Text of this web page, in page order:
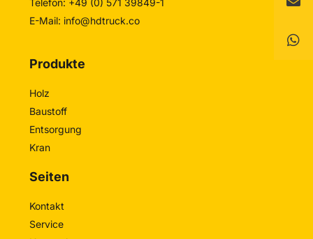
Telefon: +49 (0) 571 39849-1
E-Mail: info@hdtruck.co
Produkte
Holz
Baustoff
Entsorgung
Kran
Seiten
Kontakt
Service